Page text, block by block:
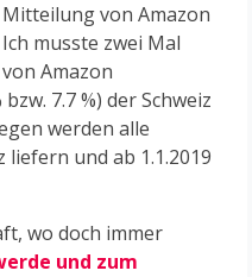
von Amazon
musste zwei Mal
Amazon
7.7 %) der Schweiz
werden alle
liefern und ab 1.1.2019
wo doch immer
und zum